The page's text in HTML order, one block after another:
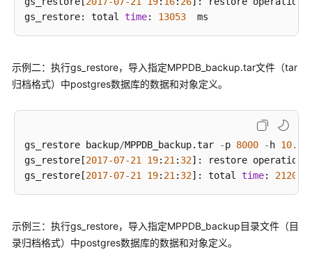
操
开
发
南
SQL
语
法
工
具
gs_restore: total time: 13053
示例二：执行gs_restore，导入指定MPPDB_backup.tar文件（tar
归档格式）中postgres数据库的数据和对象定义。
gs_restore backup/MPPDB_backup.tar -p 8000 - h 10.10
gs_restore[2017-07-21 19: 21 : 32]: restore operation
gs_restore[2017-07-21 19: 21 : 32]: total time: 21203
示例三：执行gs_restore，导入指定MPPDB_backup目录文件（目
录归档格式）中postgres数据库的数据和对象定义。